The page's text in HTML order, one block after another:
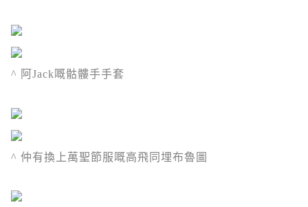
^ 阿Jack嘅骷髏手手套
^ 仲有換上萬聖節服嘅高飛同埋布魯圖